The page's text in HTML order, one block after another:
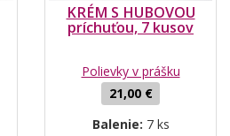
KRÉM S HUBOVOU
príchuťou, 7 kusov
Polievky v prášku
21,00 €
Balenie: 7 ks